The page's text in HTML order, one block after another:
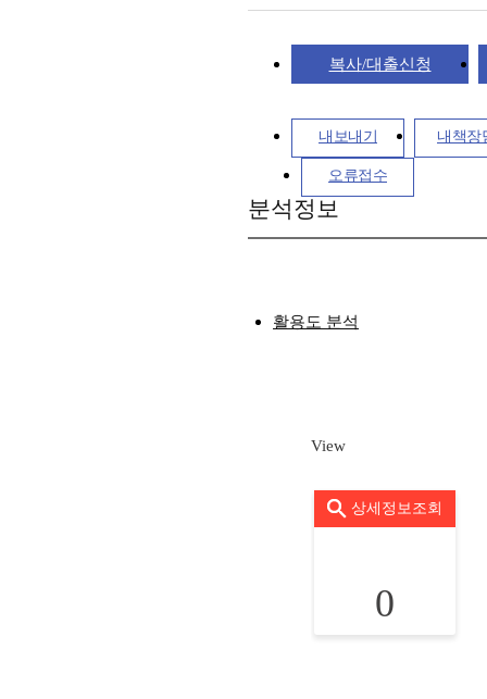
복사/대출신청
내보내기 내책장
오류접수
분석정보
활용도 분석
View
상세정보조회
0